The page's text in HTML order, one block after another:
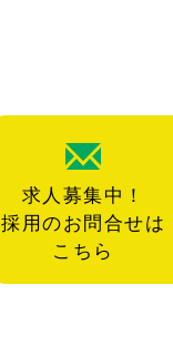
求人募集中！
採用のお問合せは
こちら